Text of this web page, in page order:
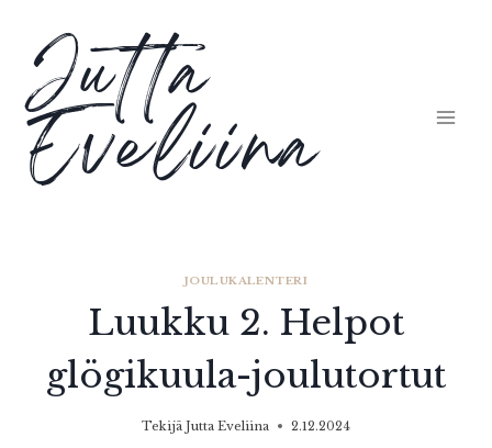
sisältöön
Jutta
Eveliina
JOULUKALENTERI
Luukku 2. Helpot
glögikuula-joulutortut
Tekijä Jutta Eveliina 2.12.2024